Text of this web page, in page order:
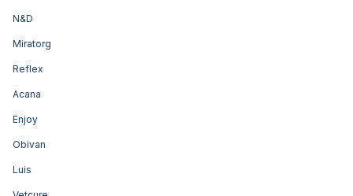
N&D
Miratorg
Reflex
Acana
Enjoy
Obivan
Luis